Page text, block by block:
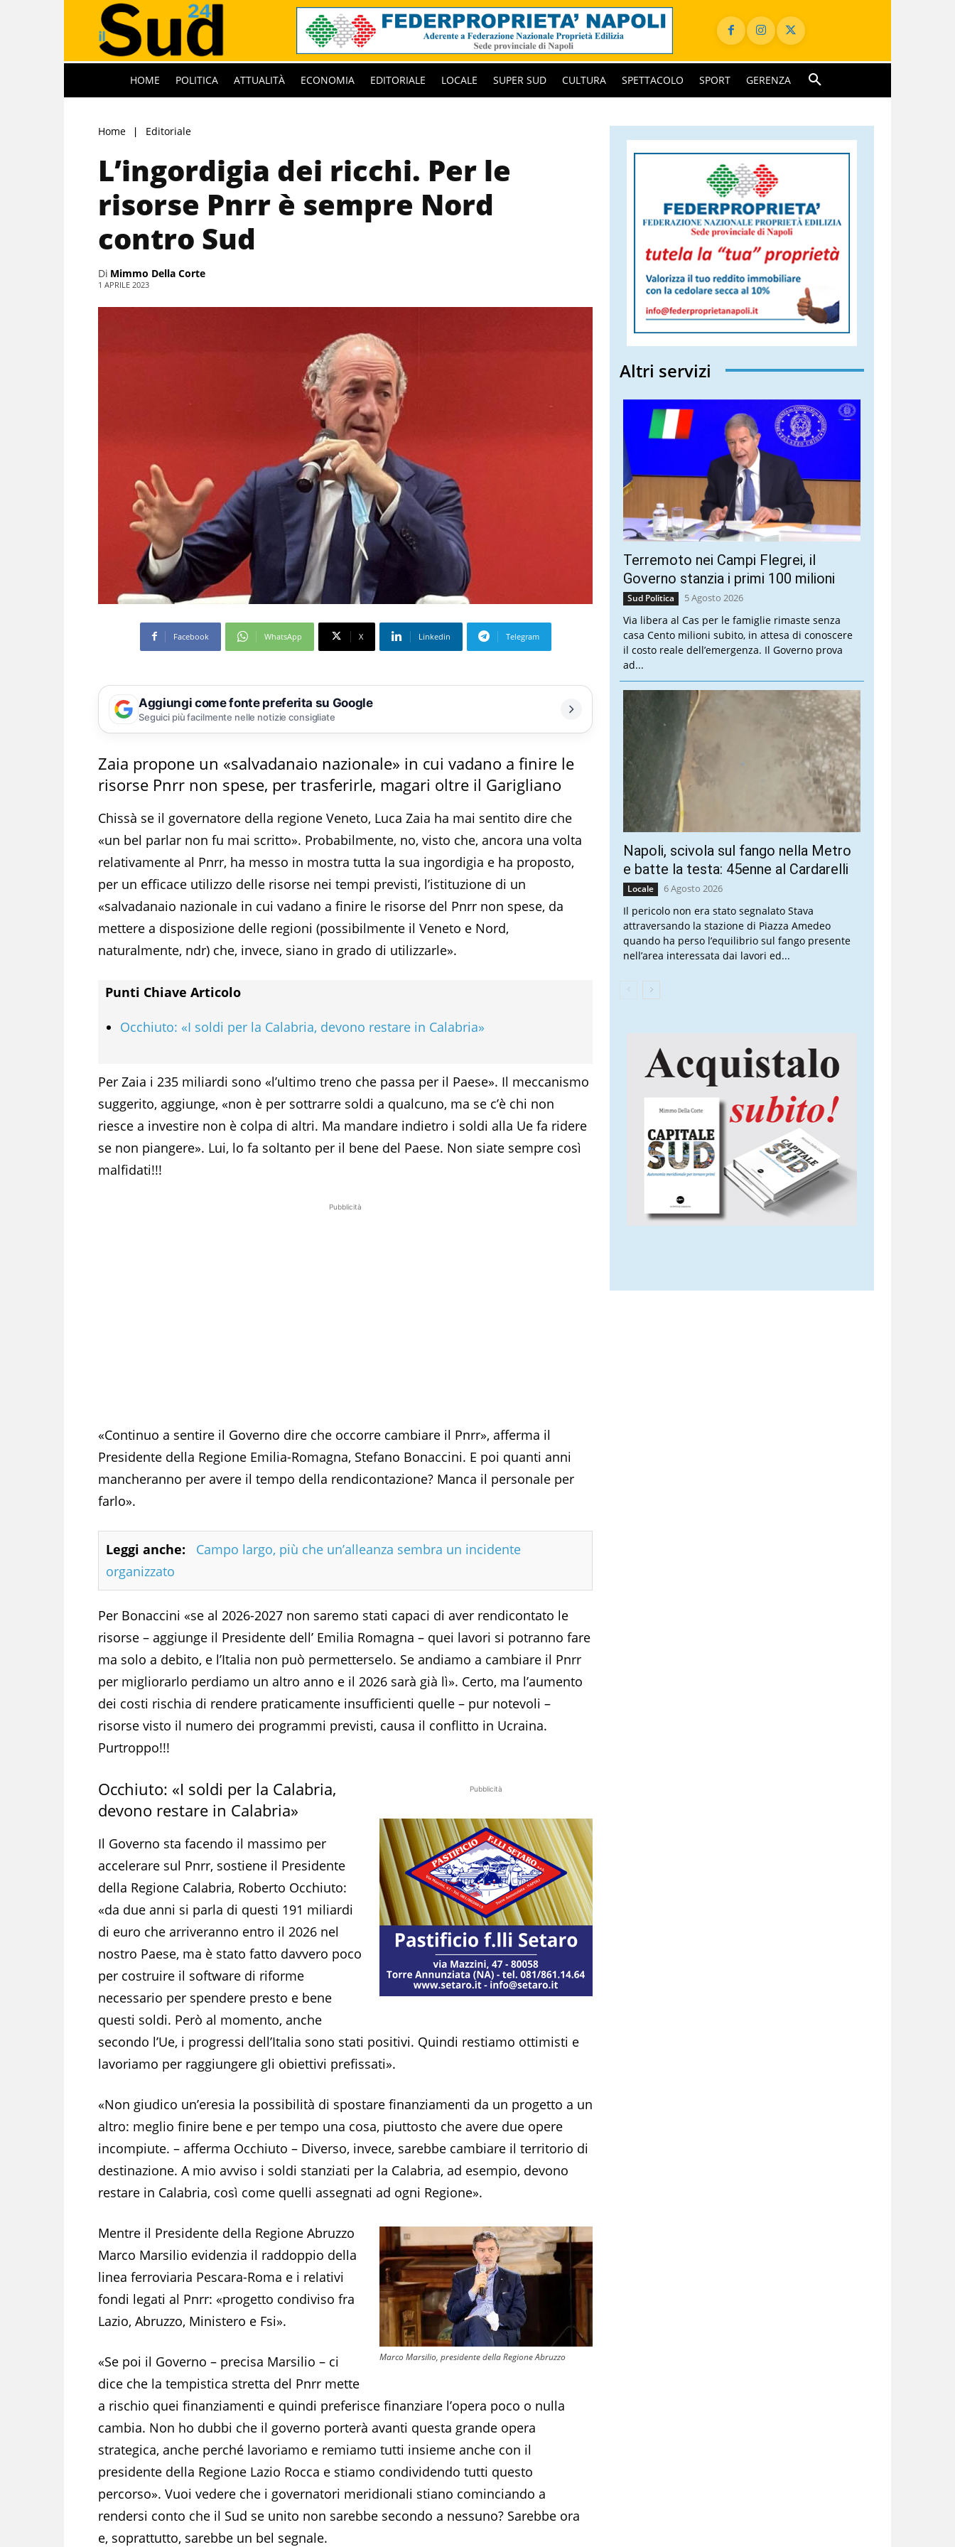
HOME POLITICA ATTUALITÀ ECONOMIA EDITORIALE LOCALE SUPER SUD CULTURA SPETTACOLO SPORT GERENZA
Home Editoriale
L’ingordigia dei ricchi. Per le
risorse Pnrr è sempre Nord
contro Sud
Di Mimmo Della Corte
1 APRILE 2023
Facebook WhatsApp X Linkedin Telegram
Aggiungi come fonte preferita su Google
Seguici più facilmente nelle notizie consigliate
Zaia propone un «salvadanaio nazionale» in cui vadano a finire le
risorse Pnrr non spese, per trasferirle, magari oltre il Garigliano
Chissà se il governatore della regione Veneto, Luca Zaia ha mai sentito dire che
«un bel parlar non fu mai scritto». Probabilmente, no, visto che, ancora una volta
relativamente al Pnrr, ha messo in mostra tutta la sua ingordigia e ha proposto,
per un efficace utilizzo delle risorse nei tempi previsti, l’istituzione di un
«salvadanaio nazionale in cui vadano a finire le risorse del Pnrr non spese, da
mettere a disposizione delle regioni (possibilmente il Veneto e Nord,
naturalmente, ndr) che, invece, siano in grado di utilizzarle».
Punti Chiave Articolo
Occhiuto: «I soldi per la Calabria, devono restare in Calabria»
Per Zaia i 235 miliardi sono «l’ultimo treno che passa per il Paese». Il meccanismo
suggerito, aggiunge, «non è per sottrarre soldi a qualcuno, ma se c’è chi non
riesce a investire non è colpa di altri. Ma mandare indietro i soldi alla Ue fa ridere
se non piangere». Lui, lo fa soltanto per il bene del Paese. Non siate sempre così
malfidati!!!
Pubblicità
«Continuo a sentire il Governo dire che occorre cambiare il Pnrr», afferma il
Presidente della Regione Emilia-Romagna, Stefano Bonaccini. E poi quanti anni
mancheranno per avere il tempo della rendicontazione? Manca il personale per
farlo».
Leggi anche:
Campo largo, più che un’alleanza sembra un incidente
organizzato
Per Bonaccini «se al 2026-2027 non saremo stati capaci di aver rendicontato le
risorse – aggiunge il Presidente dell’ Emilia Romagna – quei lavori si potranno fare
ma solo a debito, e l’Italia non può permetterselo. Se andiamo a cambiare il Pnrr
per migliorarlo perdiamo un altro anno e il 2026 sarà già lì». Certo, ma l’aumento
dei costi rischia di rendere praticamente insufficienti quelle – pur notevoli –
risorse visto il numero dei programmi previsti, causa il conflitto in Ucraina.
Purtroppo!!!
Pubblicità
Occhiuto: «I soldi per la Calabria,
devono restare in Calabria»
Il Governo sta facendo il massimo per
accelerare sul Pnrr, sostiene il Presidente
della Regione Calabria, Roberto Occhiuto:
«da due anni si parla di questi 191 miliardi
di euro che arriveranno entro il 2026 nel
nostro Paese, ma è stato fatto davvero poco
per costruire il software di riforme
necessario per spendere presto e bene
questi soldi. Però al momento, anche
secondo l’Ue, i progressi dell’Italia sono stati positivi. Quindi restiamo ottimisti e
lavoriamo per raggiungere gli obiettivi prefissati».
«Non giudico un’eresia la possibilità di spostare finanziamenti da un progetto a un
altro: meglio finire bene e per tempo una cosa, piuttosto che avere due opere
incompiute. – afferma Occhiuto – Diverso, invece, sarebbe cambiare il territorio di
destinazione. A mio avviso i soldi stanziati per la Calabria, ad esempio, devono
restare in Calabria, così come quelli assegnati ad ogni Regione».
Marco Marsilio, presidente della Regione Abruzzo
Mentre il Presidente della Regione Abruzzo
Marco Marsilio evidenzia il raddoppio della
linea ferroviaria Pescara-Roma e i relativi
fondi legati al Pnrr: «progetto condiviso fra
Lazio, Abruzzo, Ministero e Fsi».
«Se poi il Governo – precisa Marsilio – ci
dice che la tempistica stretta del Pnrr mette
a rischio quei finanziamenti e quindi preferisce finanziare l’opera poco o nulla
cambia. Non ho dubbi che il governo porterà avanti questa grande opera
strategica, anche perché lavoriamo e remiamo tutti insieme anche con il
presidente della Regione Lazio Rocca e stiamo condividendo tutti questo
percorso». Vuoi vedere che i governatori meridionali stiano cominciando a
rendersi conto che il Sud se unito non sarebbe secondo a nessuno? Sarebbe ora
e, soprattutto, sarebbe un bel segnale.
Altri servizi
Terremoto nei Campi Flegrei, il
Governo stanzia i primi 100 milioni
Sud Politica 5 Agosto 2026
Via libera al Cas per le famiglie rimaste senza
casa Cento milioni subito, in attesa di conoscere
il costo reale dell’emergenza. Il Governo prova
ad...
Napoli, scivola sul fango nella Metro
e batte la testa: 45enne al Cardarelli
Locale 6 Agosto 2026
Il pericolo non era stato segnalato Stava
attraversando la stazione di Piazza Amedeo
quando ha perso l’equilibrio sul fango presente
nell’area interessata dai lavori ed...